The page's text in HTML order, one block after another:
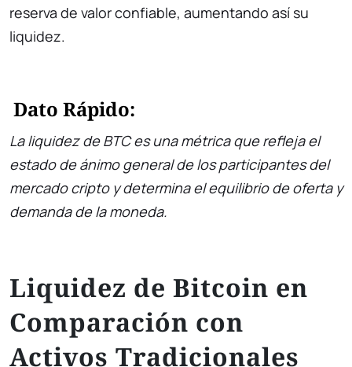
reserva de valor confiable, aumentando así su
liquidez.
Dato Rápido:
La liquidez de BTC es una métrica que refleja el
estado de ánimo general de los participantes del
mercado cripto y determina el equilibrio de oferta y
demanda de la moneda.
Liquidez de Bitcoin en
Comparación con
Activos Tradicionales